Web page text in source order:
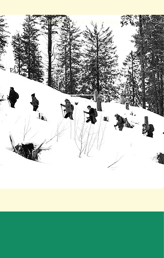
février 2022 à Guggisberg